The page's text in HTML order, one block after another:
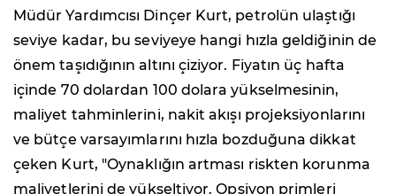
Müdür Yardımcısı Dinçer Kurt, petrolün ulaştığı
seviye kadar, bu seviyeye hangi hızla geldiğinin de
önem taşıdığının altını çiziyor. Fiyatın üç hafta
içinde 70 dolardan 100 dolara yükselmesinin,
maliyet tahminlerini, nakit akışı projeksiyonlarını
ve bütçe varsayımlarını hızla bozduğuna dikkat
çeken Kurt, "Oynaklığın artması riskten korunma
maliyetlerini de yükseltiyor. Opsiyon primleri